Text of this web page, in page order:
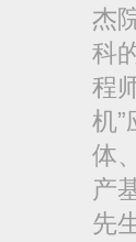
杰
科
程
机
体
产
先